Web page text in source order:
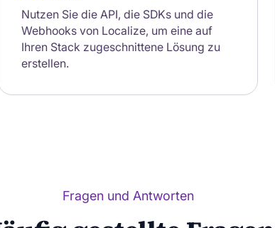
Nutzen Sie die API, die SDKs und die
Webhooks von Localize, um eine auf
Ihren Stack zugeschnittene Lösung zu
erstellen.
Fragen und Antworten